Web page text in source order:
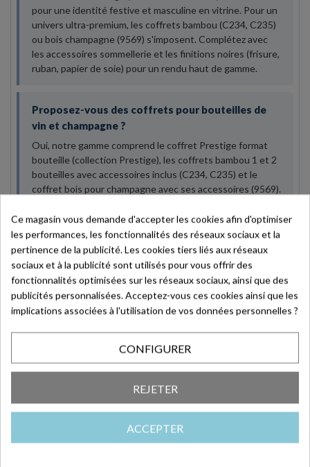
pour une identité festive et masculine en vitrine. Pour un
univers ultra-premium, les coffrets bambou (C234, C235)
ou bois champagne (9569) s'imposent. Complétez avec
les accessoires sommellerie et les finitions noires (frisure,
ruban, papier de soie) pour un rendu haut de gamme.
Proposez-vous des coffrets pour bouteilles de
vin et champagne ?
Oui, notre gamme comprend le coffret Prestige format
bouteille (collection Prestige), les coffrets bambou 1 et 2
bouteilles avec accessoires inclus (C234, C235) et le
coffret bois pour champagne avec ses accessoires (9569).
48h.
Les accessoires sommellerie sont-ils vendus
séparément ?
Oui, décapsuleur (AC0001), tire-bouchon limonadier
compact (AC0023), limonadier multifonction (AC0010) et
n'importe quel coffret de votre composition.
Comment personnaliser les emballages fête des
pères ?
La personnalisation rapide passe par nos stickers Bonne
Fête Papa (AC0087, lot de 500) et nos rubans satin noir
Ce magasin vous demande d'accepter les cookies afin d'optimiser
les performances, les fonctionnalités des réseaux sociaux et la
pertinence de la publicité. Les cookies tiers liés aux réseaux
sociaux et à la publicité sont utilisés pour vous offrir des
fonctionnalités optimisées sur les réseaux sociaux, ainsi que des
publicités personnalisées. Acceptez-vous ces cookies ainsi que les
implications associées à l'utilisation de vos données personnelles ?
CONFIGURER
REJETER
ACCEPTER